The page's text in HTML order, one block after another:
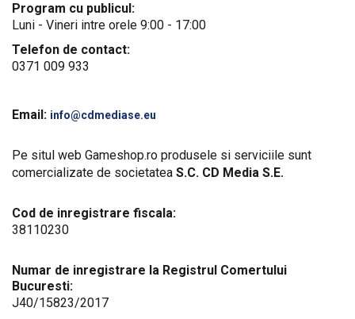
Program cu publicul:
Luni - Vineri intre orele 9:00 - 17:00
Telefon de contact:
0371 009 933
Email: info@cdmediase.eu
Pe situl web Gameshop.ro produsele si serviciile sunt
comercializate de societatea S.C. CD Media S.E.
Cod de inregistrare fiscala:
38110230
Numar de inregistrare la Registrul Comertului
Bucuresti:
J40/15823/2017